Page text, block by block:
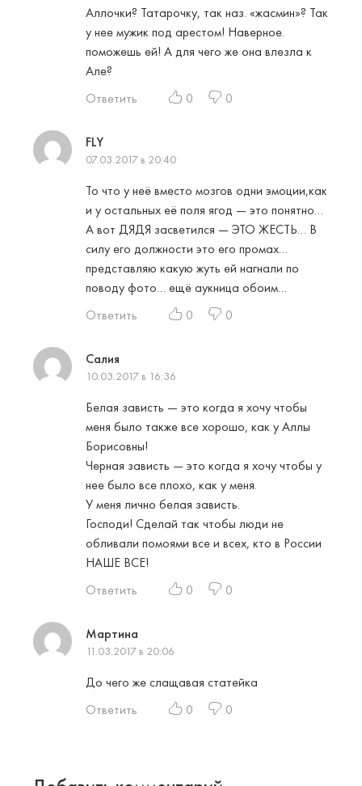
Аллочки? Татарочку, так наз. «жасмин»? Так
у нее мужик под арестом! Наверное.
поможешь ей! А для чего же она влезла к
Але?
Ответить
0 0
FLY
07.03.2017 в 20:40
То что у неё вместо мозгов одни эмоции,как
и у остальных её поля ягод — это понятно…
А вот ДЯДЯ засветился — ЭТО ЖЕСТЬ… В
силу его должности это его промах…
представляю какую жуть ей нагнали по
поводу фото… ещё аукница обоим…
Ответить
0 0
Салия
10.03.2017 в 16:36
Белая зависть — это когда я хочу чтобы
меня было также все хорошо, как у Аллы
Борисовны!
Черная зависть — это когда я хочу чтобы у
нее было все плохо, как у меня.
У меня лично белая зависть.
Господи! Сделай так чтобы люди не
обливали помоями все и всех, кто в России
НАШЕ ВСЕ!
Ответить
0 0
Мартина
11.03.2017 в 20:06
До чего же слащавая статейка
Ответить
0 0